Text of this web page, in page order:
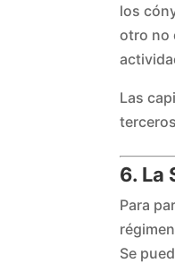
los
otro no
Las
6. La
Para
Se